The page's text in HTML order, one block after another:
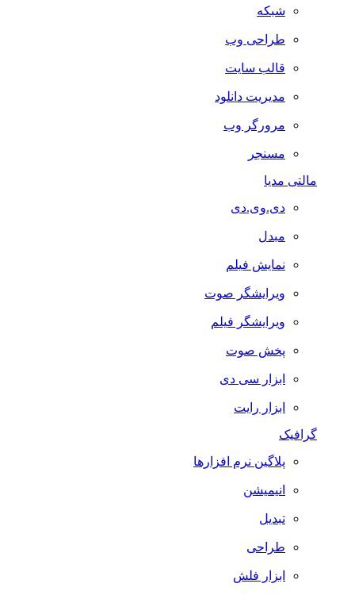
شبکه
طراحی وب
قالب سایت
مدیریت دانلود
مرورگر وب
مسنجر
مالتی مدیا
دی.وی.دی
مبدل
نمایش فیلم
ویرایشگر صوت
ویرایشگر فیلم
پخش صوت
ابزار سی دی
ابزار رایت
گرافیک
پلاگین نرم افزارها
انیمیشن
تبدیل
طراحی
ابزار فلش